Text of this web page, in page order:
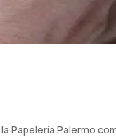
Papelería Palermo